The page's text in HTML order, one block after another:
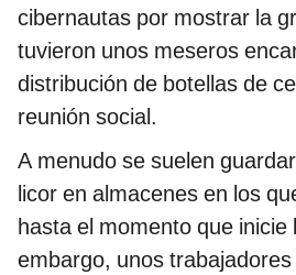
cibernautas por mostrar la
tuvieron unos meseros
distribución de botellas de
reunión social.
A menudo se suelen
licor en almacenes en los
hasta el momento que inicie
embargo, unos